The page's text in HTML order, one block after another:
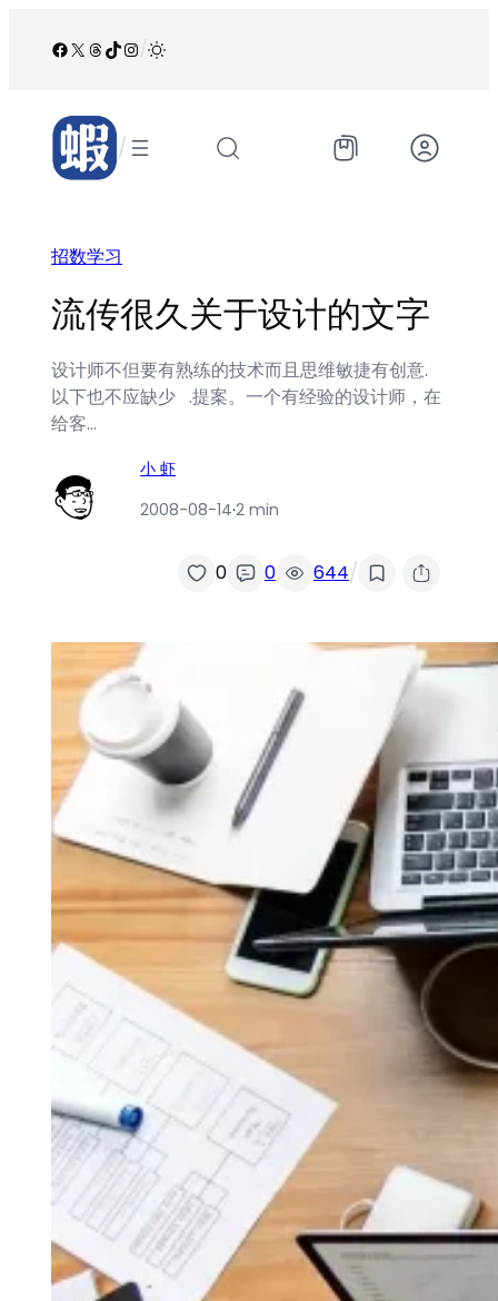
Facebook
X Threads
TikTok
Instagram
/
/
招数学习
流传很久关于设计的文字
设计师不但要有熟练的技术而且思维敏捷有创意.
以下也不应缺少 .提案。一个有经验的设计师，在
给客…
小 虾
2008-08-14·2 min
0 0 644/